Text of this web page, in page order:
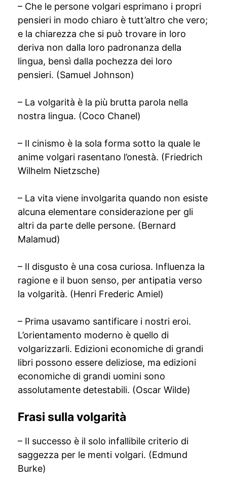
– Che le persone volgari esprimano i propri
pensieri in modo chiaro è tutt’altro che vero;
e la chiarezza che si può trovare in loro
deriva non dalla loro padronanza della
lingua, bensì dalla pochezza dei loro
pensieri. (Samuel Johnson)
– La volgarità è la più brutta parola nella
nostra lingua. (Coco Chanel)
– Il cinismo è la sola forma sotto la quale le
anime volgari rasentano l’onestà. (Friedrich
Wilhelm Nietzsche)
– La vita viene involgarita quando non esiste
alcuna elementare considerazione per gli
altri da parte delle persone. (Bernard
Malamud)
– Il disgusto è una cosa curiosa. Influenza la
ragione e il buon senso, per antipatia verso
la volgarità. (Henri Frederic Amiel)
– Prima usavamo santificare i nostri eroi.
L’orientamento moderno è quello di
volgarizzarli. Edizioni economiche di grandi
libri possono essere deliziose, ma edizioni
economiche di grandi uomini sono
assolutamente detestabili. (Oscar Wilde)
Frasi sulla volgarità
– Il successo è il solo infallibile criterio di
saggezza per le menti volgari. (Edmund
Burke)